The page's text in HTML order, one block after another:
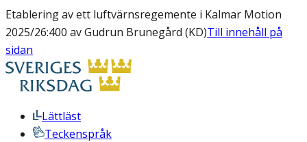
Etablering av ett luftvärnsregemente i Kalmar Motion
2025/26:400 av Gudrun Brunegård (KD)Till innehåll på
sidan
Lättläst
Teckenspråk